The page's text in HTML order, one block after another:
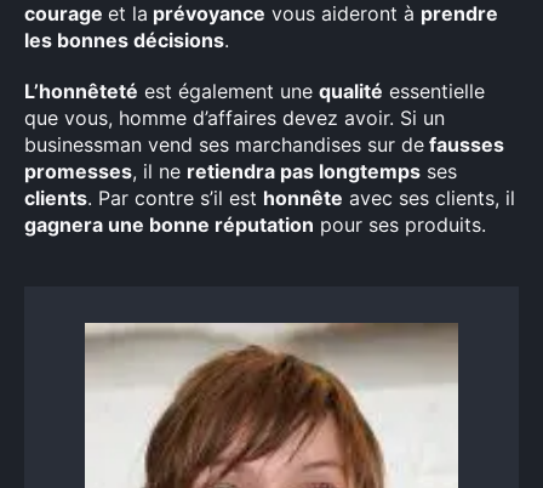
courage et la prévoyance vous aideront à prendre
les bonnes décisions.
L’honnêteté est également une qualité essentielle
que vous, homme d’affaires devez avoir. Si un
businessman vend ses marchandises sur de fausses
promesses, il ne retiendra pas longtemps ses
clients. Par contre s’il est honnête avec ses clients, il
gagnera une bonne réputation pour ses produits.